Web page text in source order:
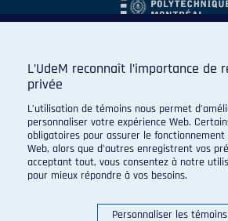
L’UdeM reconnaît l’importance de
privée
L’utilisation de témoins nous permet
personnaliser votre expérience Web.
obligatoires pour assurer le
Web, alors que d’autres enregistrent vos
acceptant tout, vous consentez à notre
pour mieux répondre à vos besoins.
Personnaliser les témoins